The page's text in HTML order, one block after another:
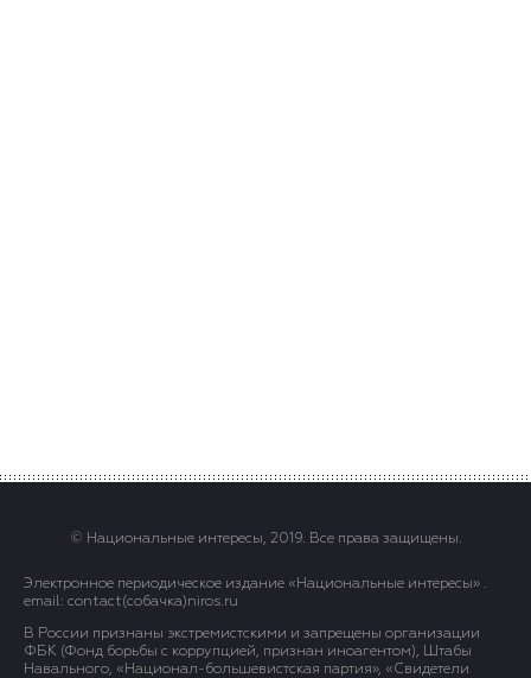
© Национальные интересы, 2019. Все права защищены.
Электронное периодическое издание «Национальные интересы» .
email: contact(сoбaчка)niros.ru
В России признаны экстремистскими и запрещены организации
ФБК (Фонд борьбы с коррупцией, признан иноагентом), Штабы
Навального, «Национал-большевистская партия», «Свидетели